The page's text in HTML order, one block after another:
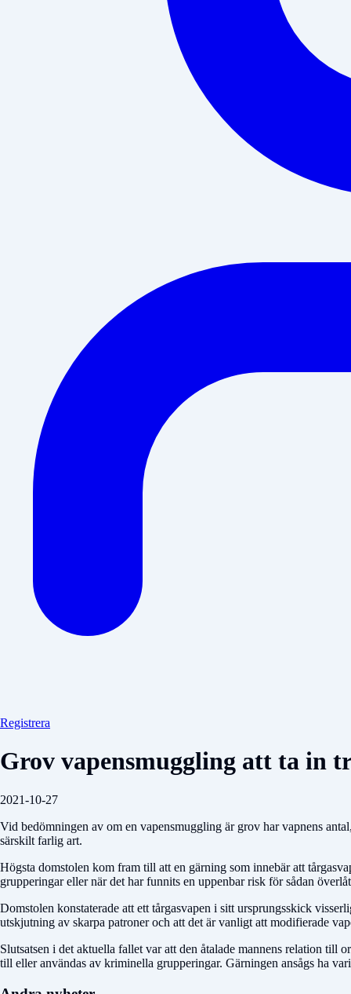
Registrera
Grov vapensmuggling att ta in
2021-10-27
Vid bedömningen av om en vapensmuggling är grov har vapnens
särskilt farlig art.
Högsta domstolen kom fram till att en gärning som innebär att
grupperingar eller när det har funnits en uppenbar risk för sådan
Domstolen konstaterade att ett tårgasvapen i sitt ursprungsskick
utskjutning av skarpa patroner och att det är vanligt att modifierade
Slutsatsen i det aktuella fallet var att den åtalade mannens relation till
till eller användas av kriminella grupperingar. Gärningen ansågs ha